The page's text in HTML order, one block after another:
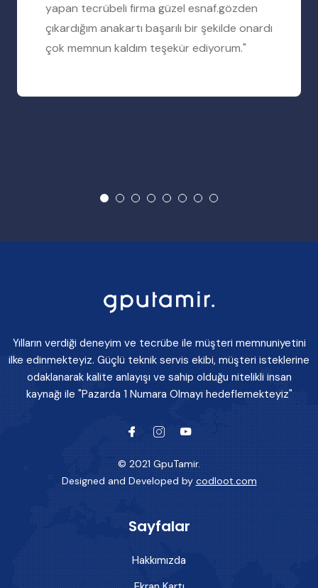
yapan tecrübeli firma güzel esnaf.gözden
çıkardığım anakartı başarılı bir şekilde onardı
çok memnun kaldım teşekür ediyorum."
Yılların verdiği deneyim ve tecrübe ile müşteri memnuniyetini
ilke edinmekteyiz. Güçlü teknik servis ekibi, müşteri isteklerine
odaklanarak kalite anlayışı ve sahip olduğu nitelikli insan
kaynağı ile "Pazarda 1 Numara Olmayı hedeflemekteyiz"
© 2021 GpuTamir.
Designed and Developed by codloot.com
Sayfalar
Hakkımızda